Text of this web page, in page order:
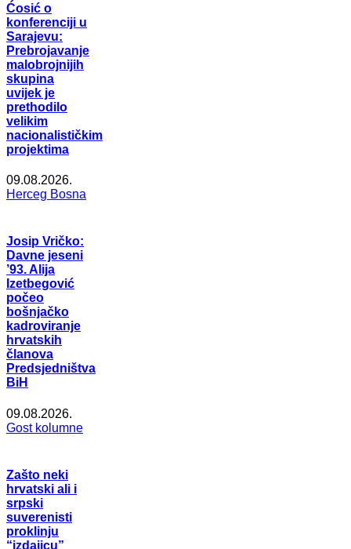
Ćosić o
konferenciji u
Sarajevu:
Prebrojavanje
malobrojnijih
skupina
uvijek je
prethodilo
velikim
nacionalističkim
projektima
09.08.2026.
Herceg Bosna
Josip Vričko:
Davne jeseni
’93. Alija
Izetbegović
počeo
bošnjačko
kadroviranje
hrvatskih
članova
Predsjedništva
BiH
09.08.2026.
Gost kolumne
Zašto neki
hrvatski ali i
srpski
suverenisti
proklinju
“izdajicu”